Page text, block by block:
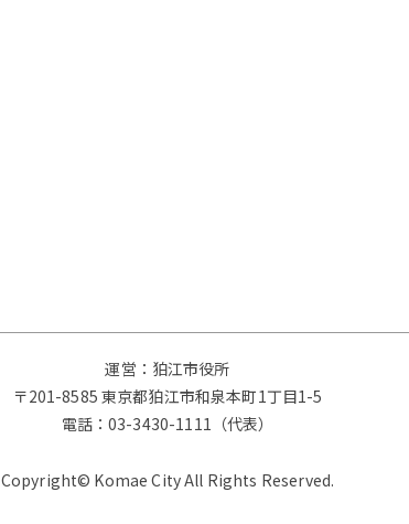
運営：狛江市役所
〒201-8585 東京都狛江市和泉本町1丁目1-5
電話：03-3430-1111（代表）
Copyright© Komae City All Rights Reserved.